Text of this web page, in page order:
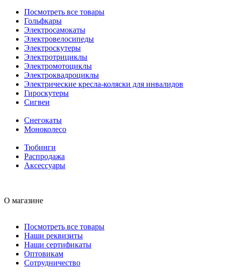
Посмотреть все товары
Гольфкары
Электросамокаты
Электровелосипеды
Электроскутеры
Электротрициклы
Электромотоциклы
Электроквадроциклы
Электрические кресла-коляски для инвалидов
Гироскутеры
Сигвеи
Снегокаты
Моноколесо
Тюбинги
Распродажа
Аксессуары
О магазине
Посмотреть все товары
Наши реквизиты
Наши сертификаты
Оптовикам
Сотрудничество